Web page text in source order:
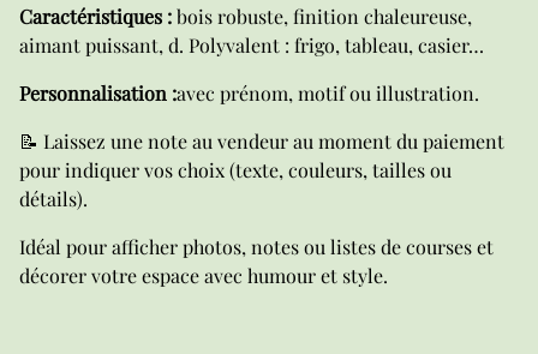
Caractéristiques :bois robuste, finition chaleureuse,
aimant puissant, d. Polyvalent : frigo, tableau, casier…
Personnalisation :avec prénom, motif ou illustration.
📝 Laissez une note au vendeur au moment du paiement
pour indiquer vos choix (texte, couleurs, tailles ou
détails).
Idéal pour afficher photos, notes ou listes de courses et
décorer votre espace avec humour et style.